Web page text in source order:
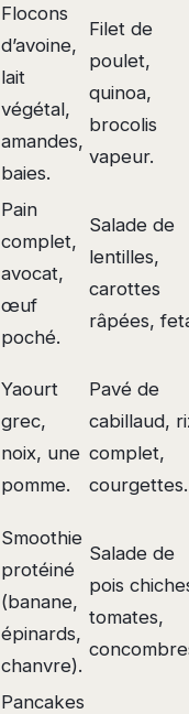
Flocons
d’avoine,
lait
végétal,
amandes,
baies.
Filet de
poulet,
quinoa,
brocolis
vapeur.
Pain
complet,
avocat,
œuf
poché.
Salade de
lentilles,
carottes
râpées,
Yaourt
grec,
noix, une
pomme.
Pavé de
cabillaud,
complet,
courgettes.
Smoothie
protéiné
(banane,
épinards,
chanvre).
Salade de
pois
tomates,
Pancakes